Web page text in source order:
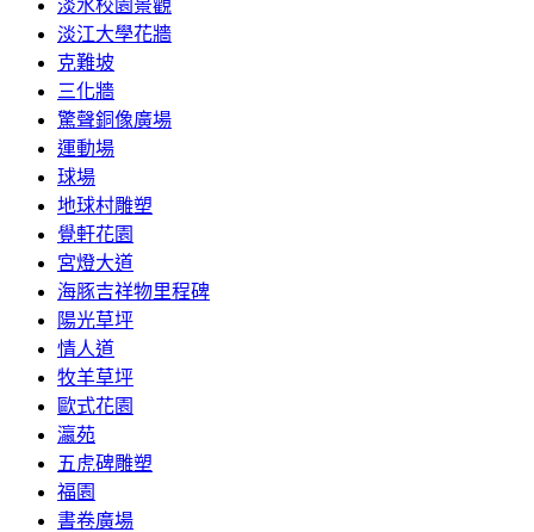
淡水校園景觀
淡江大學花牆
克難坡
三化牆
驚聲銅像廣場
運動場
球場
地球村雕塑
覺軒花園
宮燈大道
海豚吉祥物里程碑
陽光草坪
情人道
牧羊草坪
歐式花園
瀛苑
五虎碑雕塑
福園
書卷廣場